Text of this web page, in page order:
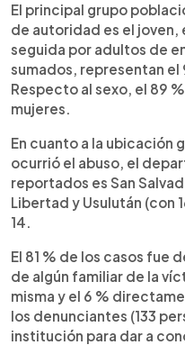
El principal grupo
de autoridad es el joven,
seguida por adultos de
sumados, representan
Respecto al sexo, el 89
mujeres.
En cuanto a la ubicación
ocurrió el abuso, el
reportados es San
Libertad y Usulután (con
14.
El 81 % de los casos fue
de algún familiar de la
misma y el 6 %
los denunciantes (133
institución para dar a